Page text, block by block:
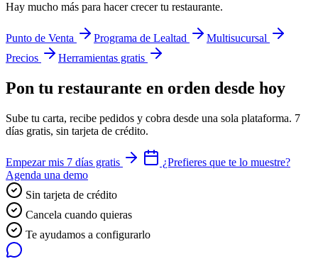
Hay mucho más para hacer crecer tu restaurante.
Punto de Venta Programa de Lealtad
Multisucursal
Precios
Herramientas gratis
Pon tu restaurante en orden desde hoy
Sube tu carta, recibe pedidos y cobra desde una sola plataforma. 7
días gratis, sin tarjeta de crédito.
Empezar mis 7 días gratis
¿Prefieres que te lo muestre?
Agenda una demo
Sin tarjeta de crédito
Cancela cuando quieras
Te ayudamos a configurarlo